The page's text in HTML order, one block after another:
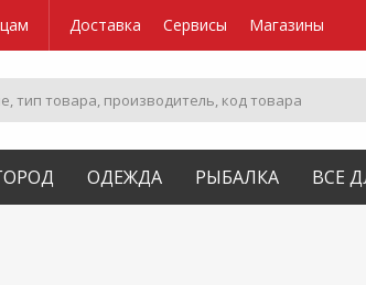
Доставка Сервисы Магазины
ОДЕЖДА РЫБАЛКА ВСЕ